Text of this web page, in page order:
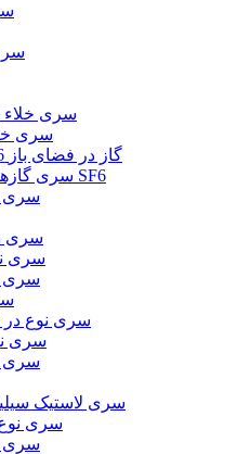
سری خلاء
سری
سری SF6 گاز در فضای باز
سری گازهای داخلی SF6
سری
سری
سری
سری
سری نوع در
سری
سری
سری لاستیک
سری
سری